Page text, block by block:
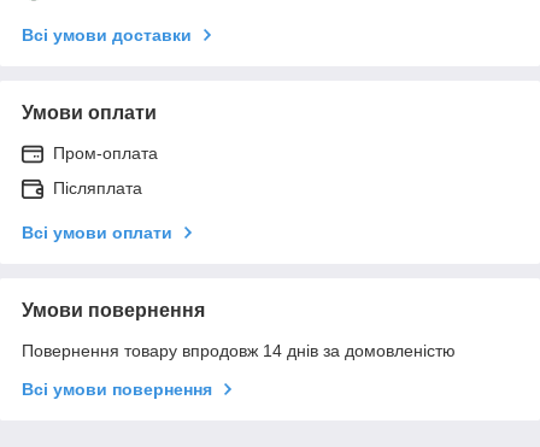
Всі умови доставки
Умови оплати
Пром-оплата
Післяплата
Всі умови оплати
Умови повернення
Повернення товару впродовж 14 днів за домовленістю
Всі умови повернення